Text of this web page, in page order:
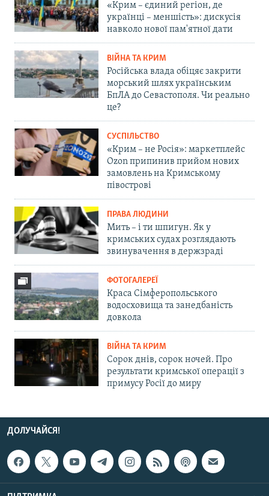
«Крим – єдиний регіон, де
українці – меншість»: дискусія
навколо нової пам'ятної дати
ВІЙНА ТА КРИМ
Російська влада обіцяє закрити
морський шлях українським
БпЛА до Севастополя. Чи реально
це?
СУСПІЛЬСТВО
«Крим – не Росія»: маркетплейс
Ozon припинив прийом нових
замовлень на Кримському
півострові
ПРАВА ЛЮДИНИ
Мить – і ти шпигун. Як у
кримських судах розглядають
звинувачення в держзраді
ФОТОГАЛЕРЕЇ
Краса Сімферопольського
водосховища та занедбаність
довкола
ВІЙНА ТА КРИМ
Сорок днів, сорок ночей. Про
результати кримської операції з
примусу Росії до миру
ДОЛУЧАЙСЯ!